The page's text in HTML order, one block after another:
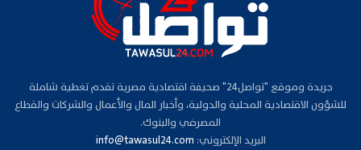
جريدة وموقع "تواصل24" صحيفة اقتصادية مصرية تقدم تغطية شاملة
للشؤون الاقتصادية المحلية والدولية، وأخبار المال والأعمال والشركات والقطاع
المصرفي والبنوك.
البريد الإلكتروني: info@tawasul24.com